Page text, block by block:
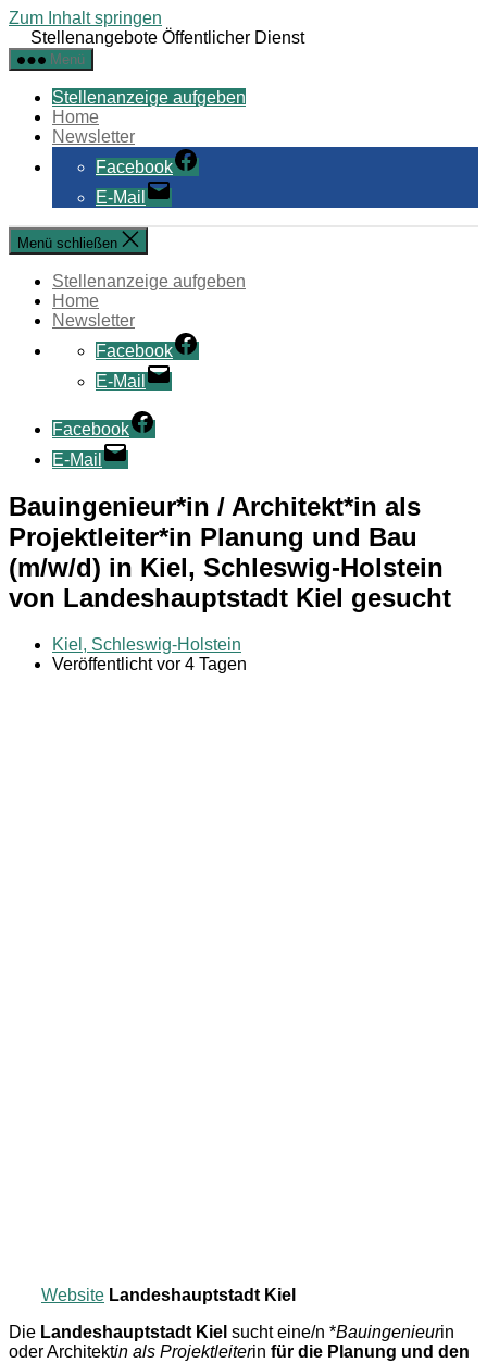
Zum Inhalt springen
Stellenangebote Öffentlicher Dienst
Menü
Stellenanzeige aufgeben
Home
Newsletter
Facebook
E-Mail
Menü schließen
Stellenanzeige aufgeben
Home
Newsletter
Facebook
E-Mail
Facebook
E-Mail
Bauingenieur*in / Architekt*in als
Projektleiter*in Planung und Bau
(m/w/d) in Kiel, Schleswig-Holstein
von Landeshauptstadt Kiel gesucht
Kiel, Schleswig-Holstein
Veröffentlicht vor 4 Tagen
Website Landeshauptstadt Kiel
Die Landeshauptstadt Kiel sucht eine/n *Bauingenieurin
oder Architektin als Projektleiterin für die Planung und den